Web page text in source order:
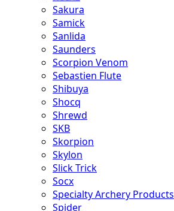
Sakura
Samick
Sanlida
Saunders
Scorpion Venom
Sebastien Flute
Shibuya
Shocq
Shrewd
SKB
Skorpion
Skylon
Slick Trick
Socx
Specialty Archery Products
Spider